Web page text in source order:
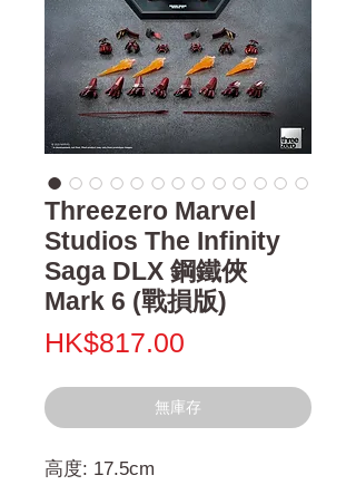
Threezero Marvel
Studios The Infinity
Saga DLX 鋼鐵俠
Mark 6 (戰損版)
HK$817.00
無庫存
高度: 17.5cm